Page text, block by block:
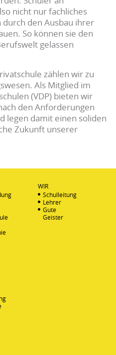
nicht nur fachliches
den Ausbau ihrer
So können sie den
gelassen
zählen wir zu
Als Mitglied im
(VDP) bieten wir
den Anforderungen
legen damit einen soliden
Zukunft unserer
WIR
Schulleitung
Lehrer
Gute
Geister